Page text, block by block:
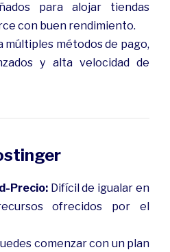
para alojar tiendas
con buen rendimiento.
múltiples métodos de pago,
y alta velocidad de
Precio:Difícil de igualar en
ofrecidos por el
comenzar con un plan